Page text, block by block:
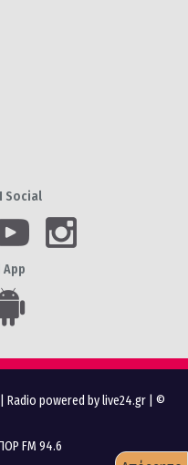
Social
Radio powered by live24.gr | ©
FM 94.6